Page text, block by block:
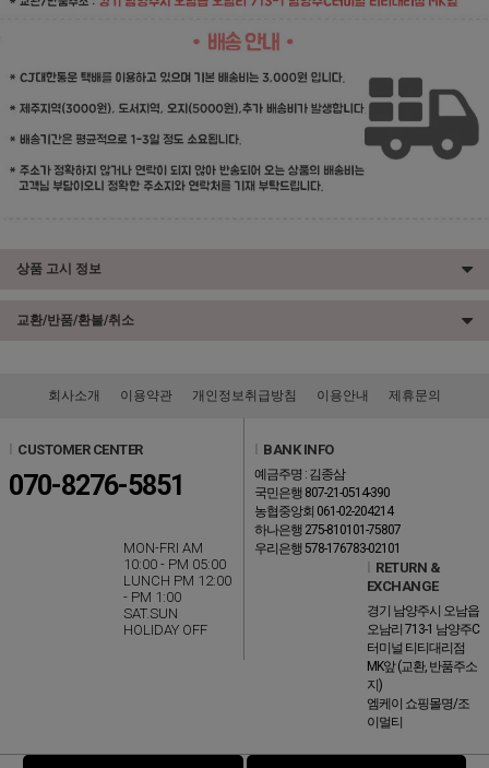
상품 고시 정보
교환/반품/환불/취소
회사소개 이용약관 개인정보취급방침 이용안내 제휴문의
CUSTOMER CENTER
070-8276-5851
MON-FRI AM
10:00 - PM 05:00
LUNCH PM 12:00
- PM 1:00
SAT.SUN
HOLIDAY OFF
BANK INFO
예금주명 : 김종삼
국민은행 807-21-0514-390
농협중앙회 061-02-204214
하나은행 275-810101-75807
우리은행 578-176783-02101
RETURN &
EXCHANGE
경기 남양주시 오남읍
오남리 713-1 남양주C
터미널 티티대리점
MK앞 (교환, 반품주소
지)
엠케이 쇼핑몰명/조
이멀티